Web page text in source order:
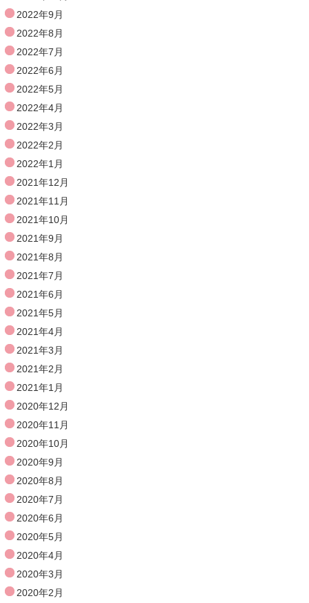
2022年9月
2022年8月
2022年7月
2022年6月
2022年5月
2022年4月
2022年3月
2022年2月
2022年1月
2021年12月
2021年11月
2021年10月
2021年9月
2021年8月
2021年7月
2021年6月
2021年5月
2021年4月
2021年3月
2021年2月
2021年1月
2020年12月
2020年11月
2020年10月
2020年9月
2020年8月
2020年7月
2020年6月
2020年5月
2020年4月
2020年3月
2020年2月